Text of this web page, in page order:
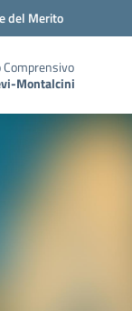
del Merito
Montalcini